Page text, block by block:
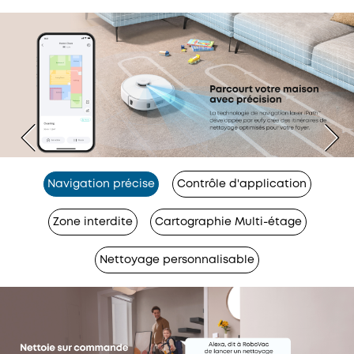
Navigation précise Contrôle d'application
Zone interdite Cartographie Multi-étage
Nettoyage personnalisable